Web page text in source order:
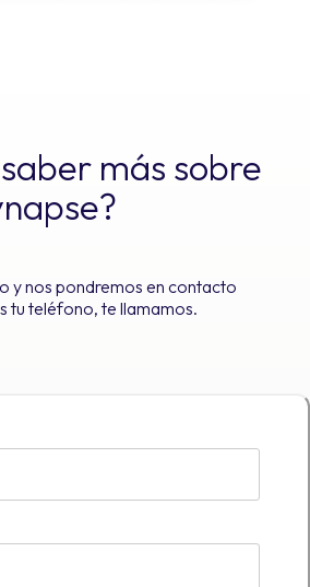
más sobre
y nos pondremos en contacto
tu teléfono, te llamamos.